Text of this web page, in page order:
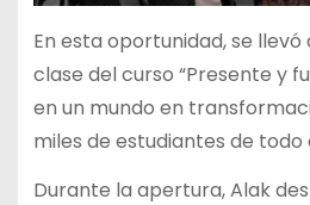
En esta oportunidad, se
clase del curso “Presente y
en un mundo en
miles de estudiantes de
Durante la apertura, Alak